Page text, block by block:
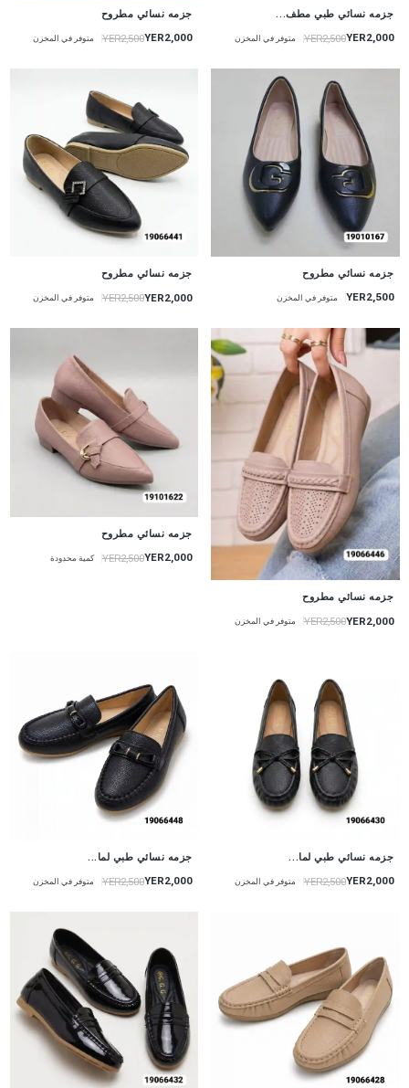
جزمه نسائي طبي مطف...
YER2,000
YER2,500 متوفر في المخزن
جزمه نسائي مطروح
YER2,000
YER2,500 متوفر في المخزن
جزمه نسائي مطروح
YER2,500 متوفر في المخزن
جزمه نسائي مطروح
YER2,000
YER2,500 متوفر في المخزن
جزمه نسائي مطروح
YER2,000
YER2,500 متوفر في المخزن
جزمه نسائي مطروح
YER2,000
YER2,500 كمية محدودة
جزمه نسائي طبي لما...
YER2,000
YER2,500 متوفر في المخزن
جزمه نسائي طبي لما...
YER2,000
YER2,500 متوفر في المخزن